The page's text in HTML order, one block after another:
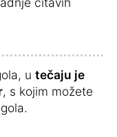
u tečaju je
, s kojim možete